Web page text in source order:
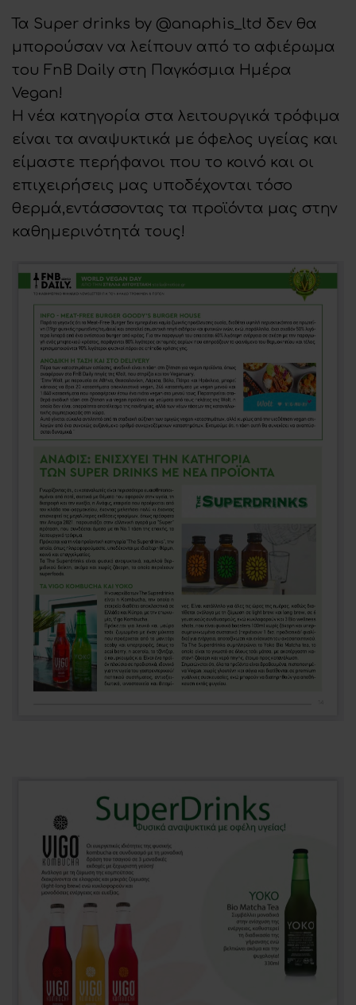
Τα Super drinks by @anaphis_ltd δεν θα
μπορούσαν να λείπουν από το αφιέρωμα
του FnB Daily στη Παγκόσμια Ημέρα
Vegan!
Η νέα κατηγορία στα λειτουργικά τρόφιμα
είναι τα αναψυκτικά με όφελος υγείας και
είμαστε περήφανοι που το κοινό και οι
επιχειρήσεις μας υποδέχονται τόσο
θερμά,εντάσσοντας τα προϊόντα μας στην
καθημερινότητά τους!